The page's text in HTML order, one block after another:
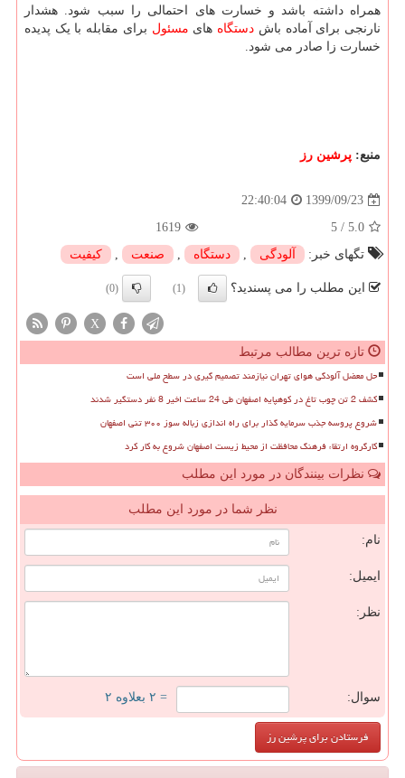
همراه داشته باشد و خسارت های احتمالی را سبب شود. هشدار
نارنجی برای آماده باش دستگاه های مسئول برای مقابله با یک پدیده
خسارت زا صادر می شود.
منبع: پرشین رز
1399/09/23
22:40:04
5.0
/
5
1619
تگهای خبر:
آلودگی , دستگاه , صنعت , كیفیت
این مطلب را می پسندید؟ (1)
(0)
X
تازه ترین مطالب مرتبط
حل معضل آلودگی هوای تهران نیازمند تصمیم گیری در سطح ملی است
کشف 2 تن چوب تاغ در کوهپایه اصفهان طی 24 ساعت اخیر 8 نفر دستگیر شدند
شروع پروسه جذب سرمایه گذار برای راه اندازی زباله سوز ۳۰۰ تنی اصفهان
کارگروه ارتقاء فرهنگ محافظت از محیط زیست اصفهان شروع به کار کرد
نظرات بینندگان در مورد این مطلب
نظر شما در مورد این مطلب
نام:
ایمیل:
نظر:
سوال: = ۲ بعلاوه ۲